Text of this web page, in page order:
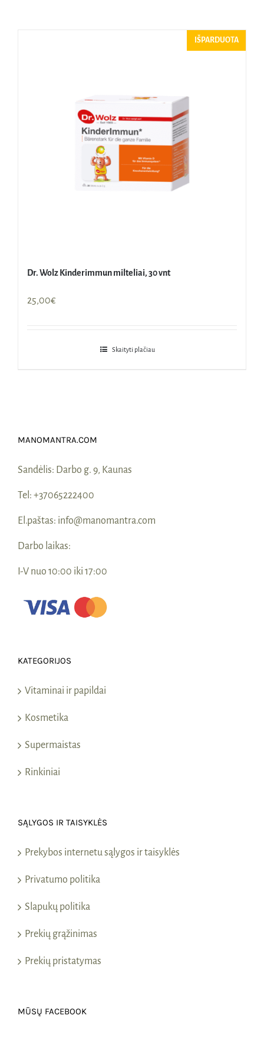
IŠPARDUOTA
Dr. Wolz Kinderimmun milteliai, 30 vnt
25,00€
Skaityti plačiau
MANOMANTRA.COM
Sandėlis: Darbo g. 9, Kaunas
Tel: +37065222400
El.paštas: info@manomantra.com
Darbo laikas:
I-V nuo 10:00 iki 17:00
KATEGORIJOS
Vitaminai ir papildai
Kosmetika
Supermaistas
Rinkiniai
SĄLYGOS IR TAISYKLĖS
Prekybos internetu sąlygos ir taisyklės
Privatumo politika
Slapukų politika
Prekių grąžinimas
Prekių pristatymas
MŪSŲ FACEBOOK